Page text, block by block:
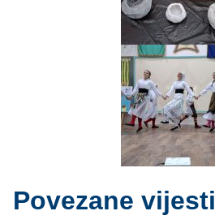
Povezane vijesti